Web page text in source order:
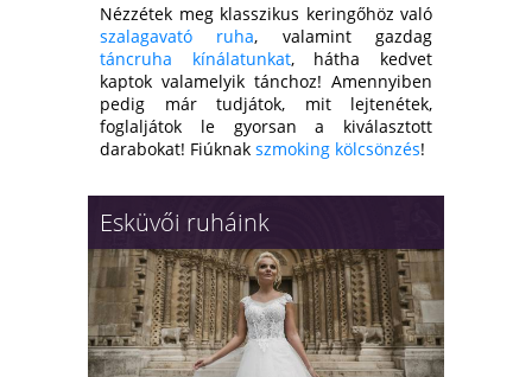
Nézzétek meg klasszikus keringőhöz való
szalagavató ruha, valamint gazdag
táncruha kínálatunkat, hátha kedvet
kaptok valamelyik tánchoz! Amennyiben
pedig már tudjátok, mit lejtenétek,
foglaljátok le gyorsan a kiválasztott
darabokat! Fiúknak szmoking kölcsönzés!
Esküvői ruháink